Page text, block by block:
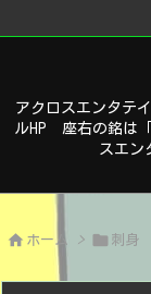
アクロスエンタテ
ルHP 座右の銘は
スエン
 ホーム >  刺身